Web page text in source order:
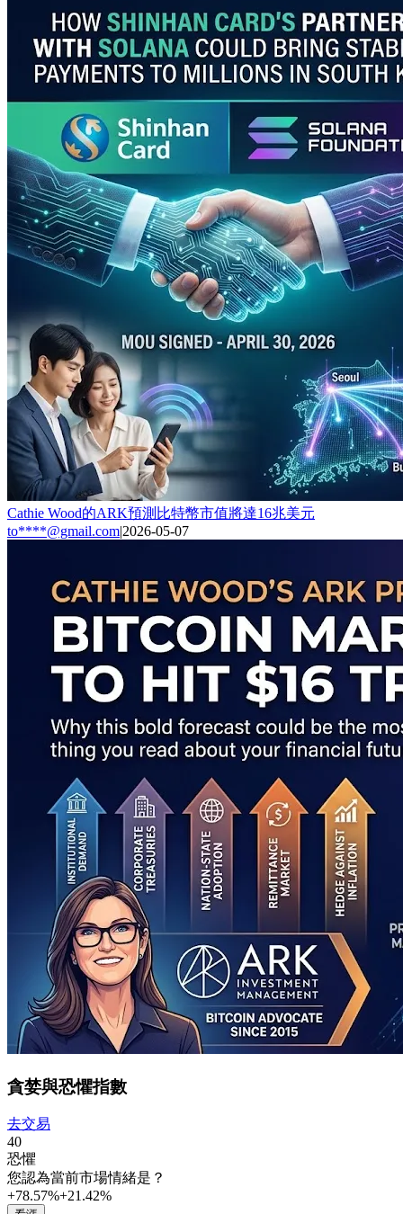
Cathie Wood的ARK預測比特幣市值將達16兆美元
to****@gmail.com|2026-05-07
貪婪與恐懼指數
去交易
40
恐懼
您認為當前市場情緒是？
+78.57%+21.42%